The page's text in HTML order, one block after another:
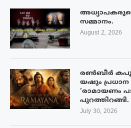
അധ്യാപകരുടെ
സമ്മാനം.
August 2, 2026
രൺബീർ
യഷും
‘രാമായണം
പുറത്തിറങ്ങി.
July 30, 2026